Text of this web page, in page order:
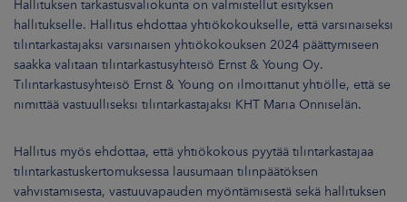
Hallituksen tarkastusvaliokunta on valmistellut esityksen
hallitukselle. Hallitus ehdottaa yhtiökokoukselle, että varsinaiseksi
tilintarkastajaksi varsinaisen yhtiökokouksen 2024 päättymiseen
saakka valitaan tilintarkastusyhteisö Ernst & Young Oy.
Tilintarkastusyhteisö Ernst & Young on ilmoittanut yhtiölle, että se
nimittää vastuulliseksi tilintarkastajaksi KHT Maria Onniselän.
Hallitus myös ehdottaa, että yhtiökokous pyytää tilintarkastajaa
tilintarkastuskertomuksessa lausumaan tilinpäätöksen
vahvistamisesta, vastuuvapauden myöntämisestä sekä hallituksen